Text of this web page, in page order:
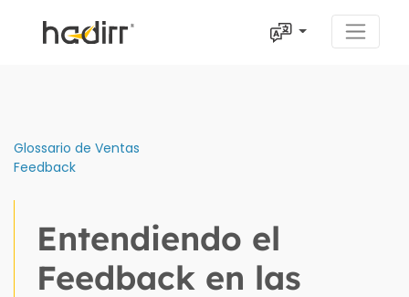
Glossario de Ventas
Feedback
Entendiendo el
Feedback en las